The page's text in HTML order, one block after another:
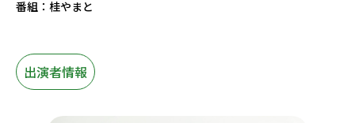
番組：桂やまと
出演者情報